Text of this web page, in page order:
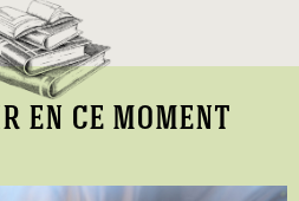
en ce moment